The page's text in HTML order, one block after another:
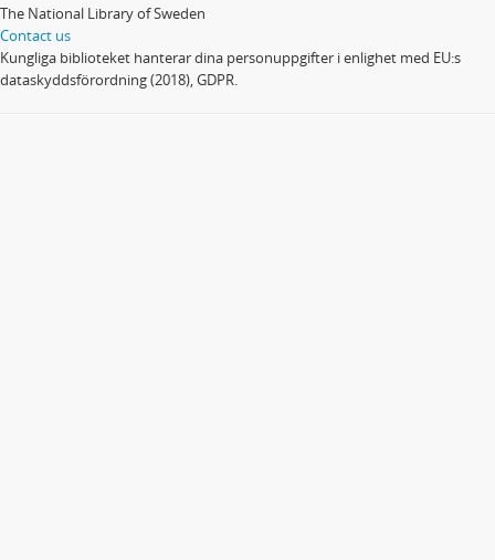
The National Library of Sweden
Contact us
Kungliga biblioteket hanterar dina personuppgifter i enlighet med EU:s
dataskyddsförordning (2018), GDPR.